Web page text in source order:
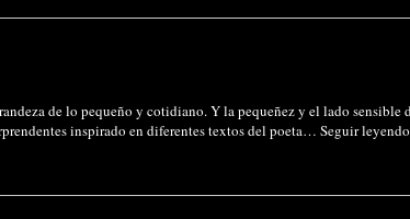
de lo pequeño y cotidiano. Y la pequeñez y el lado sensible
inspirado en diferentes textos del poeta… Seguir leyendo